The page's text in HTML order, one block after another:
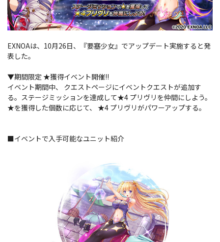
EXNOAは、10月26日、『要塞少女』でアップデート実施すると発
表した。
▼期間限定 ★獲得イベント開催!!
イベント期間中、 クエストページにイベントクエストが追加す
る。ステージミッションを達成して★4 プリヴリを仲間にしよう。
★を獲得した個数に応じて、 ★4 プリヴリがパワーアップする。
■イベントで入手可能なユニット紹介